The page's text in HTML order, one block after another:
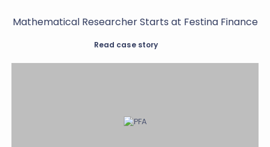
Mathematical Researcher Starts at Festina Finance
Read case story